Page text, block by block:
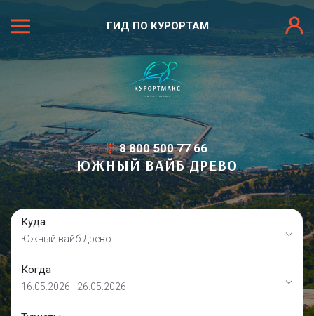
ГИД ПО КУРОРТАМ
8 800 500 77 66
ЮЖНЫЙ ВАЙБ ДРЕВО
Куда
Южный вайб Древо
Когда
16.05.2026 - 26.05.2026